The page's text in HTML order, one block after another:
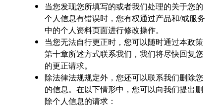
当您发现您所填写的或者我们处理的关于您的
个人信息有错误时，您有权通过产品和/或服务
中的个人资料页面进行修改操作。
当您无法自行更正时，您可以随时通过本政策
第十章所述方式联系我们，我们将尽快回复您
的更正请求。
除法律法规规定外，您还可以联系我们删除您
的信息。在以下情形中，您可以向我们提出删
除个人信息的请求：